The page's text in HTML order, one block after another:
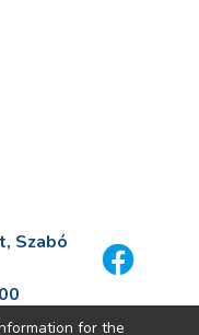
Szabó
for the